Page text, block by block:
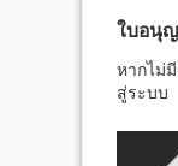
ใบอนุ
หากไม่
สู่ระบบ